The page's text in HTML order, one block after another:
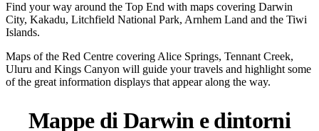
Cerca:
Sign
Find your way around the Top End with maps covering Darwin
City, Kakadu, Litchfield National Park, Arnhem Land and the Tiwi
Islands.
Maps of the Red Centre covering Alice Springs, Tennant Creek,
Uluru and Kings Canyon will guide your travels and highlight some
of the great information displays that appear along the way.
Mappe diDarwin e dintorni